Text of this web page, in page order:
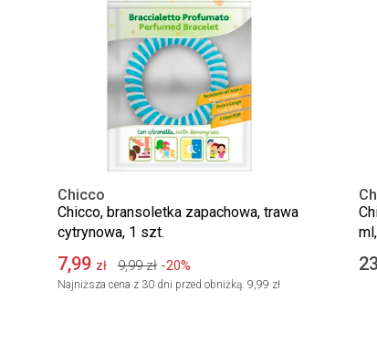
Chicco
Chicco, bransoletka zapachowa, trawa
cytrynowa, 1 szt.
7,99 zł 9,99 zł -20%
Najniższa cena z 30 dni przed obniżką: 9,99 zł